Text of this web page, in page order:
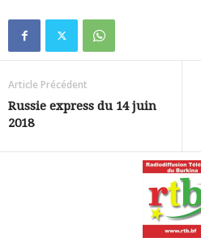
Article Précédent
Russie express du 14 juin
2018